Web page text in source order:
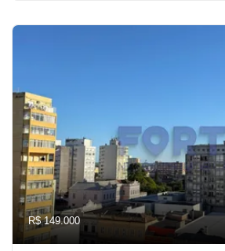
R$ 149.000